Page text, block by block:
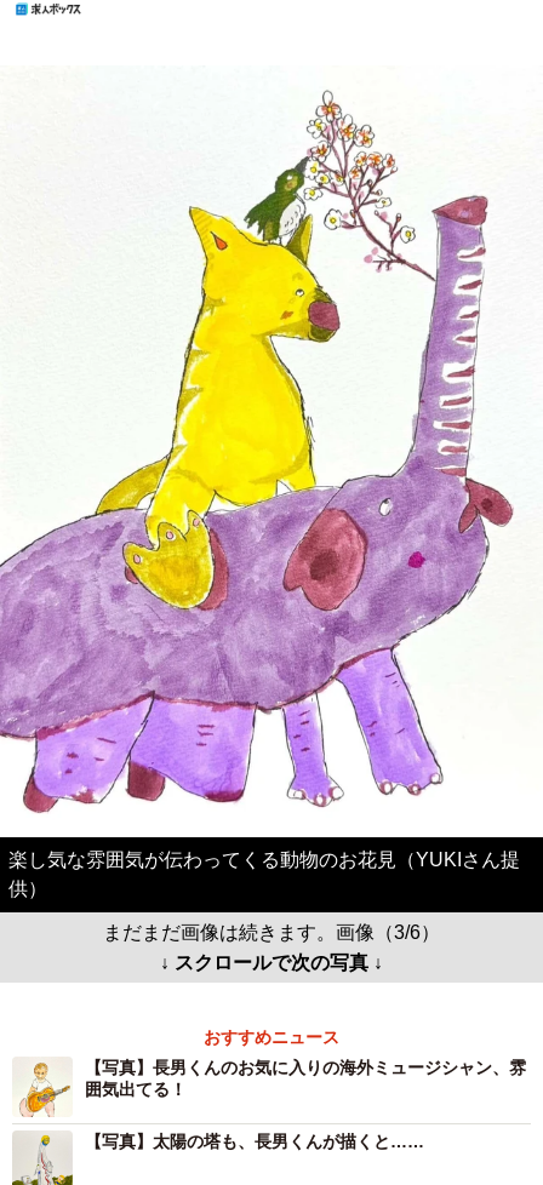
楽し気な雰囲気が伝わってくる動物のお花見（YUKIさん提
供）
まだまだ画像は続きます。画像（3/6）
↓ スクロールで次の写真 ↓
おすすめニュース
【写真】長男くんのお気に入りの海外ミュージシャン、雰
囲気出てる！
【写真】太陽の塔も、長男くんが描くと……